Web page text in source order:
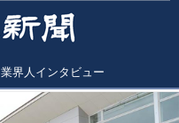
業界人インタビュー